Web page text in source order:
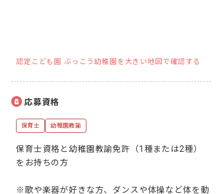
認定こども園 ぶっこう幼稚園を大きい地図で確認する
応募資格
保育士 幼稚園教諭
保育士資格と幼稚園教諭免許（1種または2種）
をお持ちの方
※歌や楽器が好きな方、ダンスや体操など体を動